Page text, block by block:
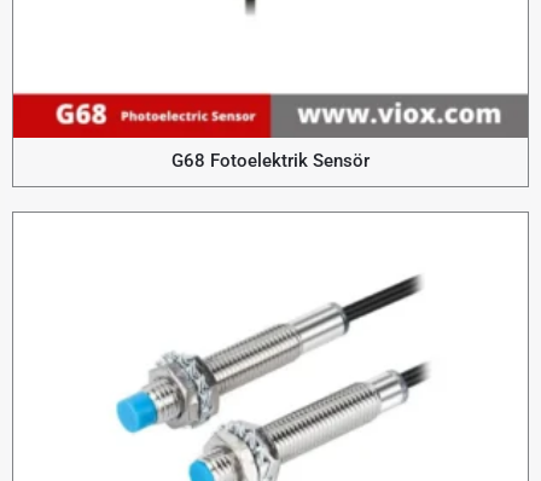
G68 Fotoelektrik Sensör